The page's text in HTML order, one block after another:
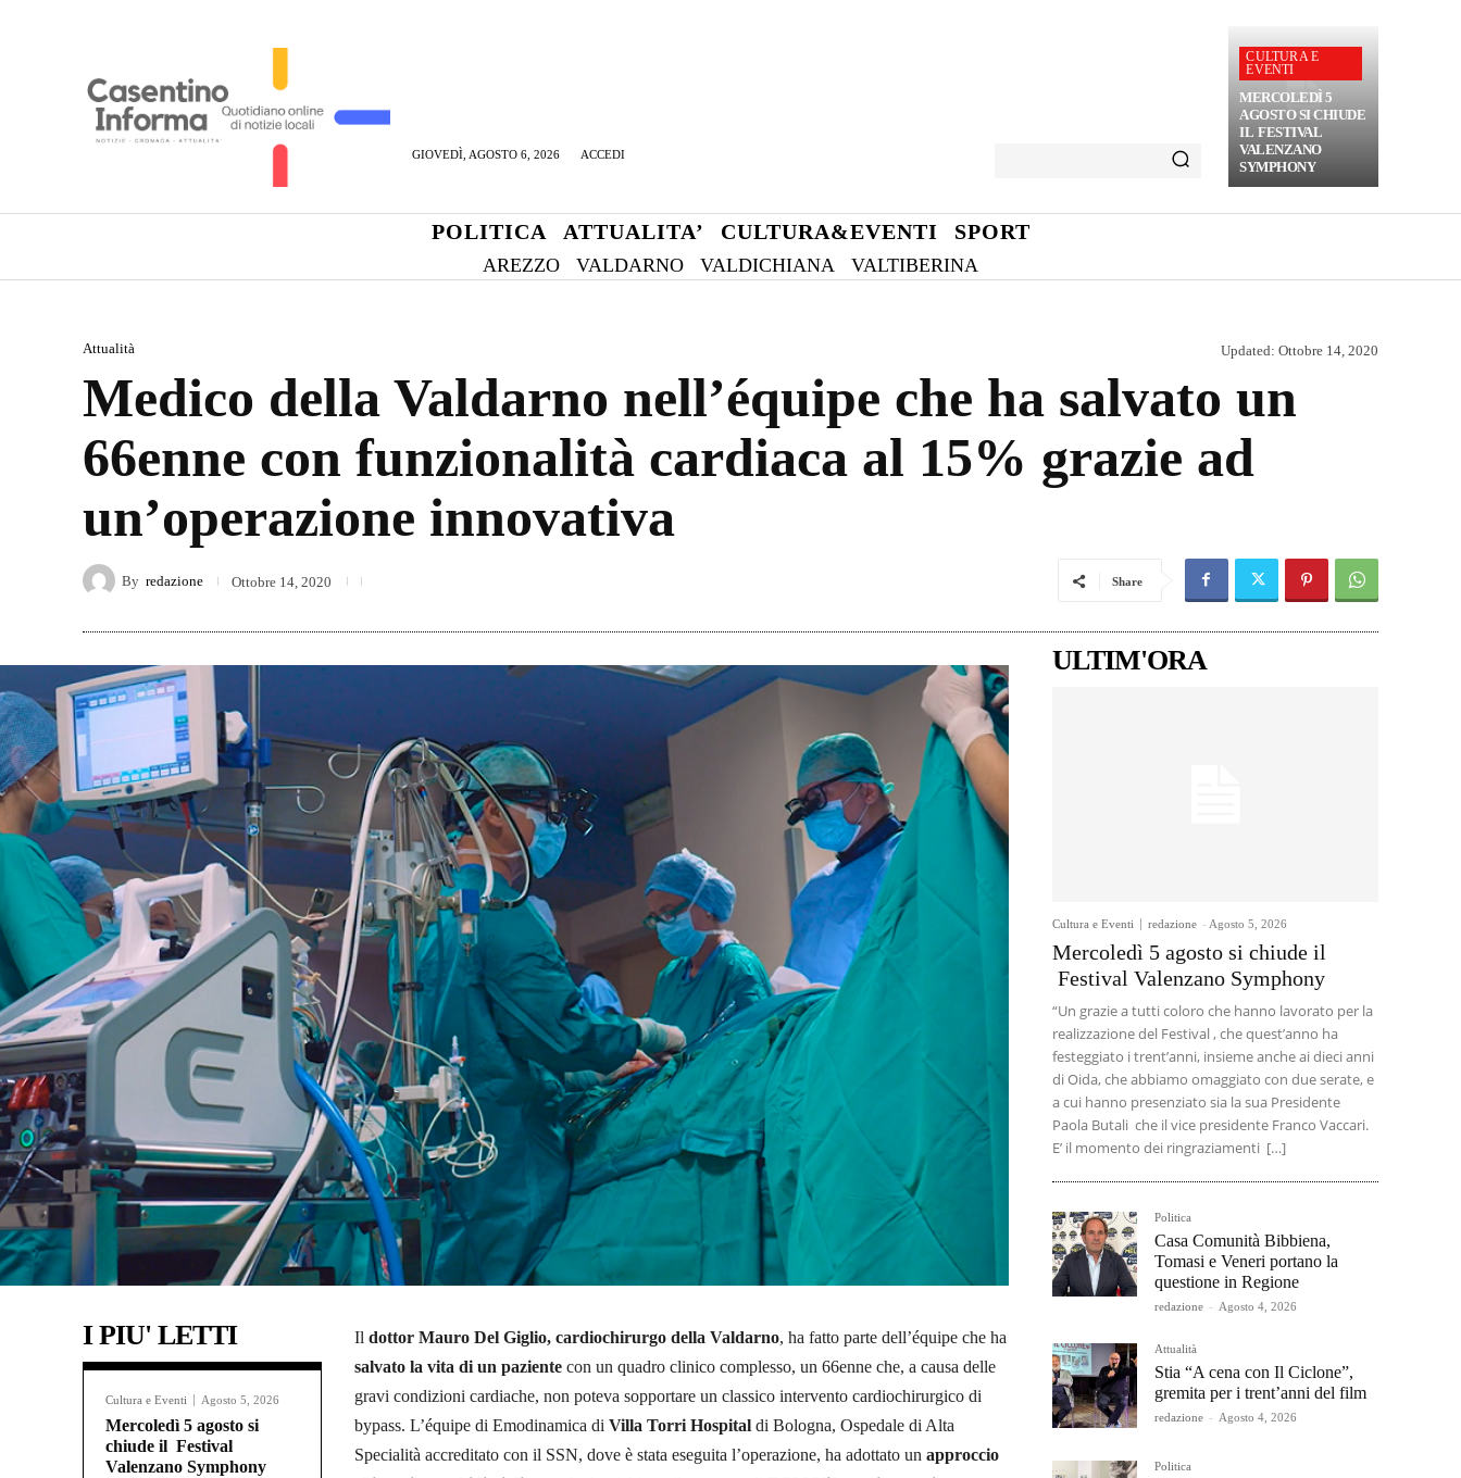
GIOVEDÌ, AGOSTO 6, 2026 ACCEDI
CULTURA E
EVENTI
MERCOLEDÌ 5
AGOSTO SI CHIUDE
IL FESTIVAL
VALENZANO
SYMPHONY
POLITICA ATTUALITA’ CULTURA&EVENTI SPORT
AREZZO VALDARNO VALDICHIANA VALTIBERINA
Attualità Updated: Ottobre 14, 2020
Medico della Valdarno nell’équipe che ha salvato un
66enne con funzionalità cardiaca al 15% grazie ad
un’operazione innovativa
By redazione Ottobre 14, 2020 Share
I PIU' LETTI
Cultura e Eventi Agosto 5, 2026
Mercoledì 5 agosto si
chiude il Festival
Valenzano Symphony
Il dottor Mauro Del Giglio, cardiochirurgo della Valdarno, ha fatto parte dell’équipe che ha
salvato la vita di un paziente con un quadro clinico complesso, un 66enne che, a causa delle
gravi condizioni cardiache, non poteva sopportare un classico intervento cardiochirurgico di
bypass. L’équipe di Emodinamica di Villa Torri Hospital di Bologna, Ospedale di Alta
Specialità accreditato con il SSN, dove è stata eseguita l’operazione, ha adottato un approccio
ULTIM'ORA
Cultura e Eventi redazione - Agosto 5, 2026
Mercoledì 5 agosto si chiude il
Festival Valenzano Symphony
“Un grazie a tutti coloro che hanno lavorato per la
realizzazione del Festival , che quest’anno ha
festeggiato i trent’anni, insieme anche ai dieci anni
di Oida, che abbiamo omaggiato con due serate, e
a cui hanno presenziato sia la sua Presidente
Paola Butali che il vice presidente Franco Vaccari.
E’ il momento dei ringraziamenti […]
Politica
Casa Comunità Bibbiena,
Tomasi e Veneri portano la
questione in Regione
redazione - Agosto 4, 2026
Attualità
Stia “A cena con Il Ciclone”,
gremita per i trent’anni del film
redazione - Agosto 4, 2026
Politica